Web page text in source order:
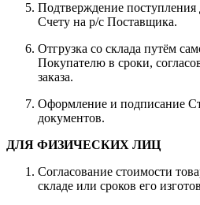
Подтверждение
Счету на р/с Поставщика.
Отгрузка со склада путём
Покупателю в сроки,
заказа.
Оформление и подписание
документов.
ДЛЯ ФИЗИЧЕСКИХ ЛИЦ
Согласование стоимости
складе или сроков его